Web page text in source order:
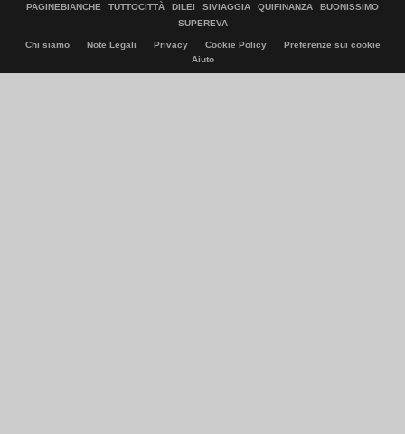
PAGINEBIANCHE
TUTTOCITTÀ DILEI SIVIAGGIA QUIFINANZA
BUONISSIMO
SUPEREVA
Chi siamo Note Legali Privacy Cookie Policy
Preferenze sui cookie
Aiuto